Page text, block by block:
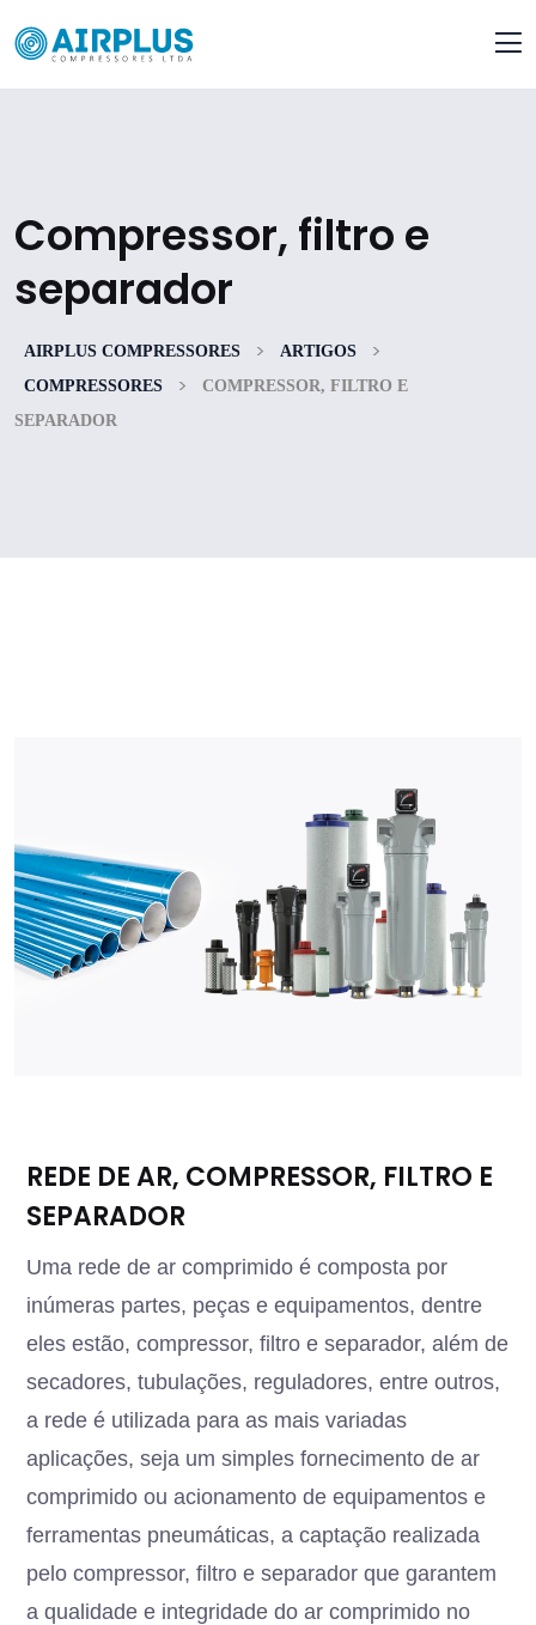
Compressor, filtro e
separador
AIRPLUS COMPRESSORES > ARTIGOS >
COMPRESSORES >
COMPRESSOR, FILTRO E
SEPARADOR
REDE DE AR, COMPRESSOR, FILTRO E
SEPARADOR
Uma rede de ar comprimido é composta por
inúmeras partes, peças e equipamentos, dentre
eles estão, compressor, filtro e separador, além de
secadores, tubulações, reguladores, entre outros,
a rede é utilizada para as mais variadas
aplicações, seja um simples fornecimento de ar
comprimido ou acionamento de equipamentos e
ferramentas pneumáticas, a captação realizada
pelo compressor, filtro e separador que garantem
a qualidade e integridade do ar comprimido no